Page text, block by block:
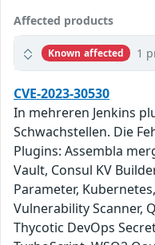
Affected products
Known affected 1
CVE-2023-30530
In mehreren Jenkins
Schwachstellen. Die
Plugins: Assembla
Vault, Consul KV
Parameter,
Vulnerability Scanner,
Thycotic DevOps